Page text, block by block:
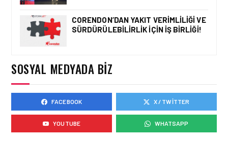
KARGO • 08 TEM 2026
OLDU
KARGO • 06 TEM 2026
FLYDUBAI’DEN SABIHA
GÖKÇEN’E GÜNLÜK
UÇUŞLAR VE KARGO
CORENDON’DAN YAKIT VERIMLILIĞI VE
SÜRDÜRÜLEBILIRLIK IÇIN İŞ BIRLIĞI!
SOSYAL MEDYADA BIZ
FACEBOOK X / TWITTER
YOUTUBE WHATSAPP